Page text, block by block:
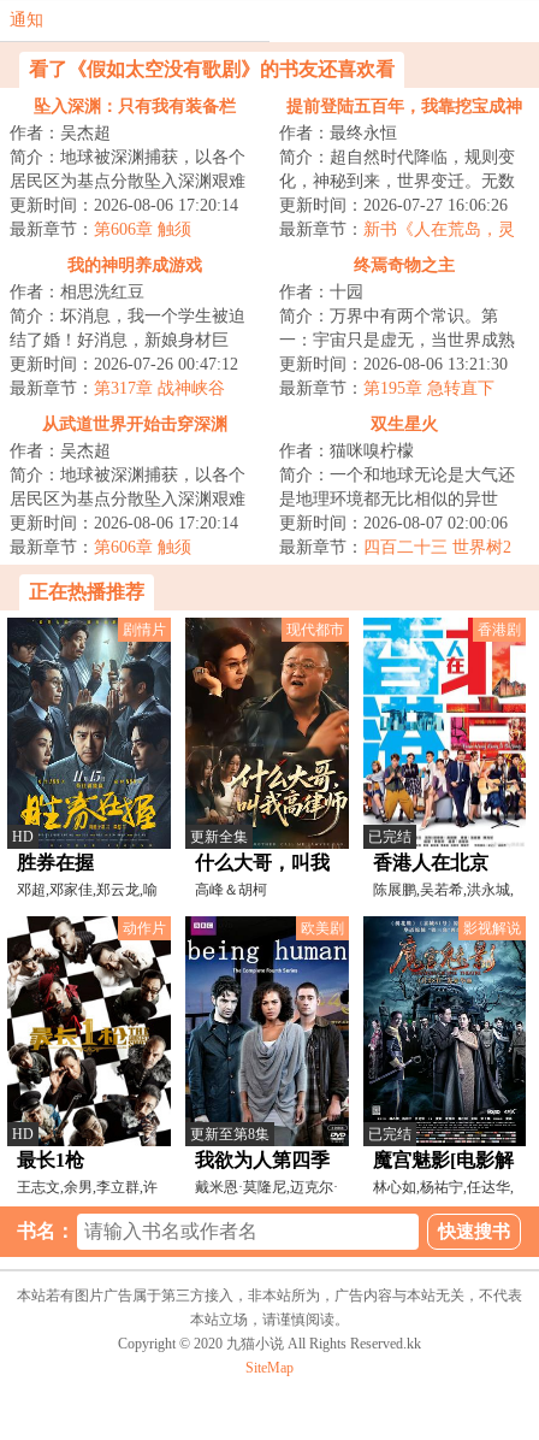
通知
看了《假如太空没有歌剧》的书友还喜欢看
坠入深渊：只有我有装备栏
作者：吴杰超
简介：地球被深渊捕获，以各个
居民区为基点分散坠入深渊艰难
求生，幸存者一边要面对深渊的
恶劣环境，一边...
更新时间：2026-08-06 17:20:14
最新章节： 第606章 触须
提前登陆五百年，我靠挖宝成神
作者：最终永恒
简介：超自然时代降临，规则变
化，神秘到来，世界变迁。无数
文明遗迹浮现于世，海量天材地
宝任人捡拾。激...
更新时间：2026-07-27 16:06:26
最新章节： 新书《人在荒岛，灵
气怎么复苏了？》以及515打折活
我的神明养成游戏
作者：相思洗红豆
简介：坏消息，我一个学生被迫
结了婚！好消息，新娘身材巨
好！坏消息，我老婆不允许我去
夜店酒吧KTV！好...
更新时间：2026-07-26 00:47:12
最新章节： 第317章 战神峡谷
终焉奇物之主
作者：十园
简介：万界中有两个常识。第
一：宇宙只是虚无，当世界成熟
后，将会无可避免地坠入母河，
往终焉而去。届时...
更新时间：2026-08-06 13:21:30
最新章节： 第195章 急转直下
从武道世界开始击穿深渊
作者：吴杰超
简介：地球被深渊捕获，以各个
居民区为基点分散坠入深渊艰难
求生，幸存者一边要面对深渊的
恶劣环境，一边...
更新时间：2026-08-06 17:20:14
最新章节： 第606章 触须
双生星火
作者：猫咪嗅柠檬
简介：一个和地球无论是大气还
是地理环境都无比相似的异世
界，一个发展出称霸星系的科技
却依然停留在前现...
更新时间：2026-08-07 02:00:06
最新章节： 四百二十三 世界树2
正在热播推荐
剧情片
HD
胜券在握
邓超,邓家佳,郑云龙,喻
恩泰,张本煜,柯达,李
现代都市
更新全集
什么大哥，叫我
高律师
高峰＆胡柯
香港剧
已完结
香港人在北京
陈展鹏,吴若希,洪永城,
戴祖仪,蔡洁,傅嘉莉,
动作片
HD
最长1枪
王志文,余男,李立群,许
亚军,
欧美剧
更新至第8集
我欲为人第四季
戴米恩·莫隆尼,迈克尔·
索恰,勒诺拉·克里
影视解说
已完结
魔宫魅影[电影解
说]
林心如,杨祐宁,任达华,
黄幻,景岗山,林江国,
书名：
本站若有图片广告属于第三方接入，非本站所为，广告内容与本站无关，不代表
本站立场，请谨慎阅读。
Copyright © 2020 九猫小说 All Rights Reserved.kk
SiteMap